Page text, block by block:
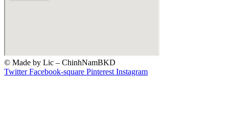
© Made by Lic – ChinhNamBKD
Twitter Facebook-square Pinterest Instagram